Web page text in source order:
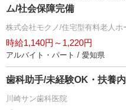
ム/社会保障完備
株式会社モクノ/住宅型有料老人ホ
時給1,140円～1,220円
アルバイト・パート / 愛知県
歯科助手/未経験OK・扶養
川崎サン歯科医院